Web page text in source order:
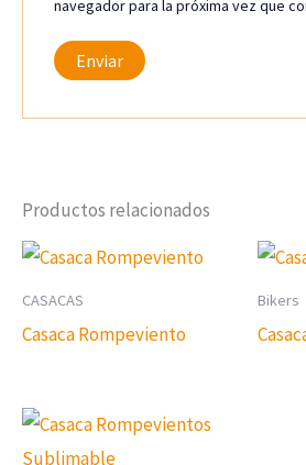
navegador para la próxima vez que
Productos relacionados
CASACAS
Casaca Rompeviento
Bikers